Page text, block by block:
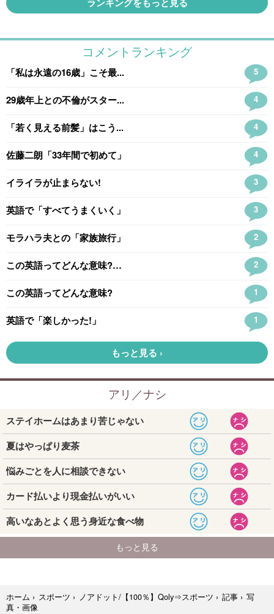
ホーム › スポーツ › ノアドット/【100％】Qoly⇒スポーツ › 記事 › 写
真・画像